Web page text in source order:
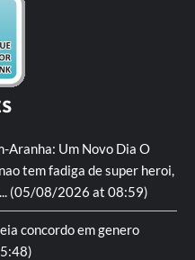
Aranha: Um Novo Dia O
tem fadiga de super heroi,
(05/08/2026 at 08:59)
concordo em genero